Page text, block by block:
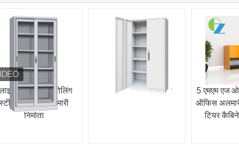
डोर कोल्ड रोलिंग
स्टील कार्यालय अलमारी
निर्माता
स्टील कार्यालय अलमारी
5 एमएम एज
ऑफिस
टियर